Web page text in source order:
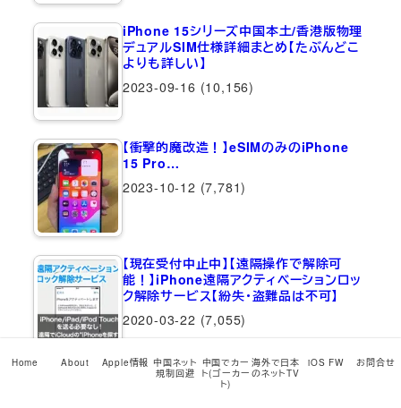
iPhone 15シリーズ中国本土/香港版物理
デュアルSIM仕様詳細まとめ【たぶんどこ
よりも詳しい】
2023-09-16 (10,156)
【衝撃的魔改造！】eSIMのみのiPhone
15 Pro…
2023-10-12 (7,781)
【現在受付中止中】【遠隔操作で解除可
能！】iPhone遠隔アクティベーションロッ
ク解除サービス【紛失・盗難品は不可】
2020-03-22 (7,055)
【全バージョン全機種網羅！最新
Home About Apple情報 中国ネット
規制回避
中国でカー
ト(ゴーカー
ト)
海外で日本
のネットTV
iOS FW お問合せ